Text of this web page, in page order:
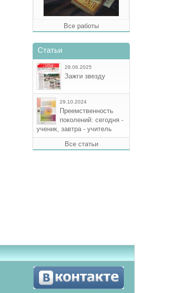
Все работы
Статьи
28.06.2025
Зажги звезду
29.10.2024
Преемственность
поколений: сегодня -
ученик, завтра - учитель
Все статьи